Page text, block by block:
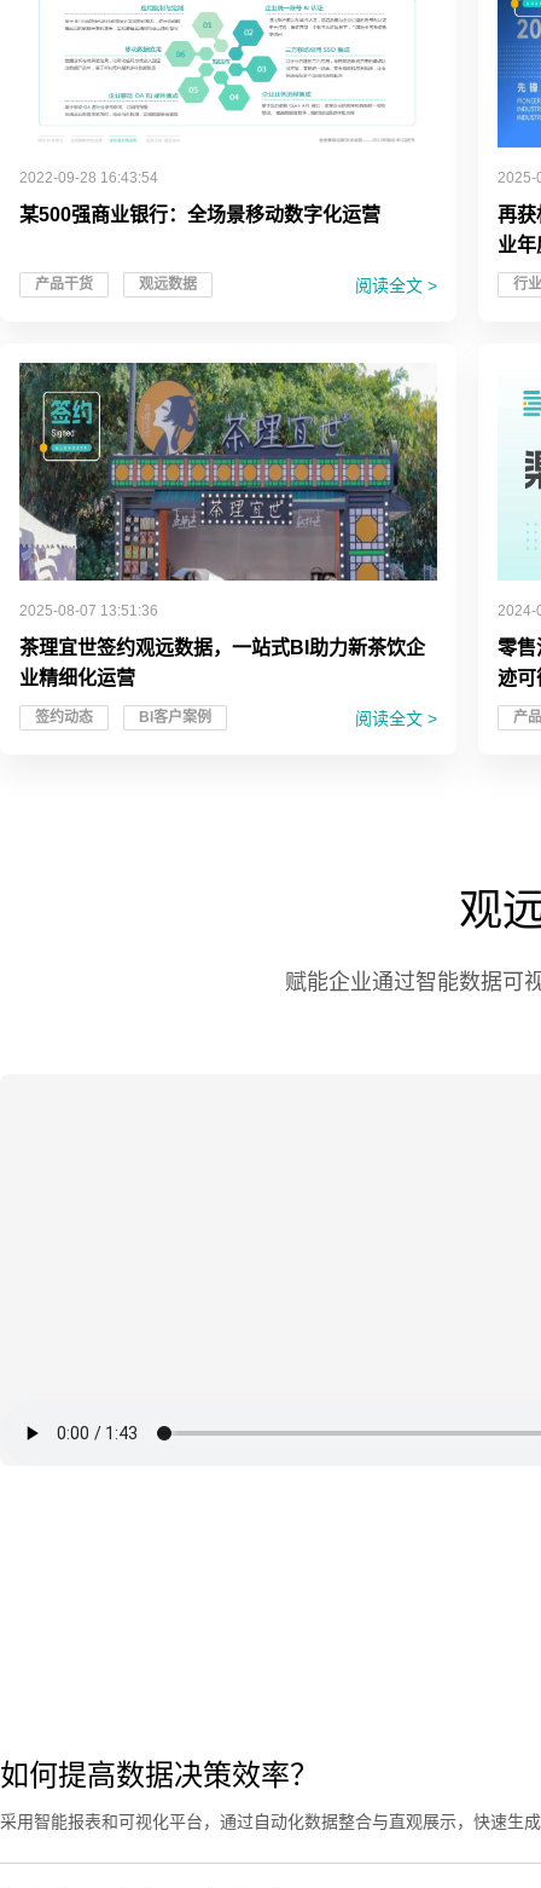
2022-09-28 16:43:54
某500强商业银行：全场景移动数字化运营
产品干货 观远数据 阅读全文 >
2025-
再获
业年
行
2025-08-07 13:51:36
茶理宜世签约观远数据，一站式BI助力新茶饮企
业精细化运营
签约动态 BI客户案例 阅读全文 >
2024-
零售
迹可
产
观
赋能企业通过智能数据可
如何提高数据决策效率？
采用智能报表和可视化平台，通过自动化数据整合与直观展示，快速生